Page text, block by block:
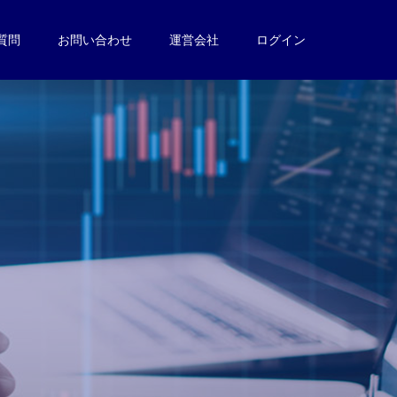
問 お問い合わせ 運営会社 ログイン